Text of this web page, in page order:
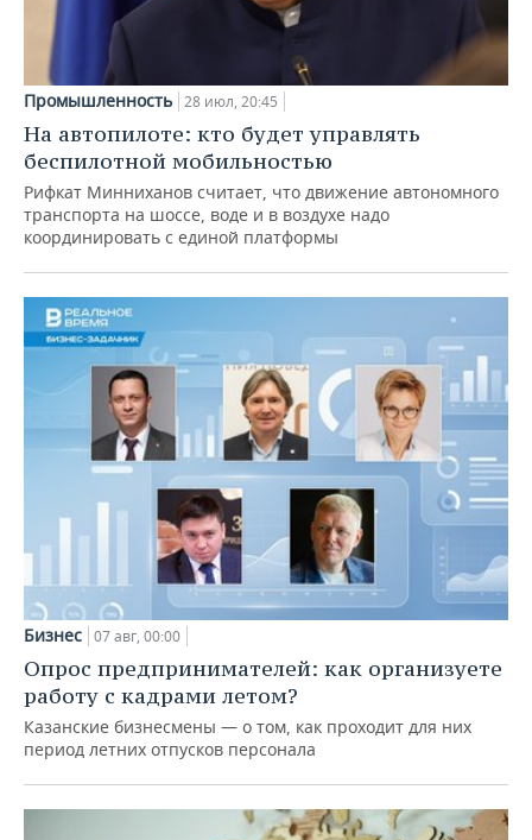
Промышленность 28 июл, 20:45
На автопилоте: кто будет управлять
беспилотной мобильностью
Рифкат Минниханов считает, что движение автономного
транспорта на шоссе, воде и в воздухе надо
координировать с единой платформы
Бизнес 07 авг, 00:00
Опрос предпринимателей: как организуете
работу с кадрами летом?
Казанские бизнесмены — о том, как проходит для них
период летних отпусков персонала